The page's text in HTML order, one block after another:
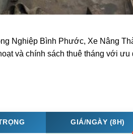
Nghiệp Bình Phước, Xe Nâng
và chính sách thuê tháng với
GIÁ/NGÀY (8H)